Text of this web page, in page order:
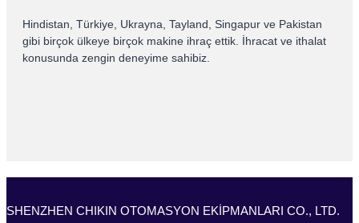
Hindistan, Türkiye, Ukrayna, Tayland, Singapur ve Pakistan
gibi birçok ülkeye birçok makine ihraç ettik. İhracat ve ithalat
konusunda zengin deneyime sahibiz.
SHENZHEN CHIKIN OTOMASYON EKİPMANLARI CO., LTD.